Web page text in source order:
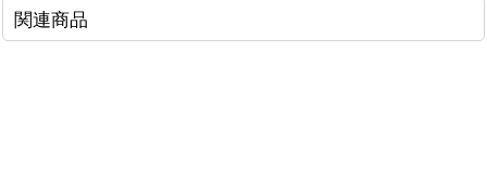
関連商品